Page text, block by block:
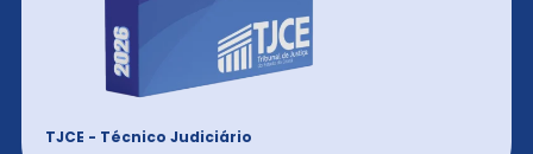
TJCE - Técnico Judiciário